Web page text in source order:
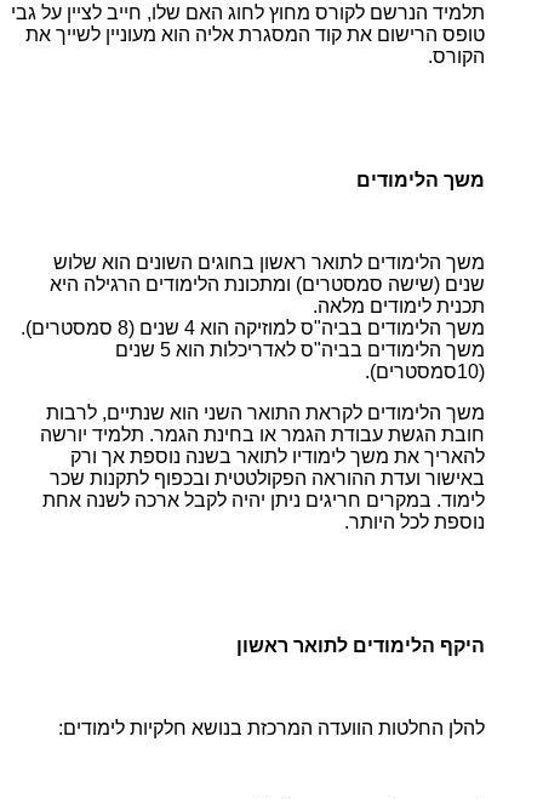
תלמיד הנרשם לקורס מחוץ לחוג האם שלו, חייב לציין על גבי
טופס הרישום את קוד המסגרת אליה הוא מעוניין לשייך את
הקורס.
משך הלימודים
משך הלימודים לתואר ראשון בחוגים השונים הוא שלוש
שנים (שישה סמסטרים) ומתכונת הלימודים הרגילה היא
תכנית לימודים מלאה.
משך הלימודים בביה"ס למוזיקה הוא 4 שנים (8 סמסטרים).
משך הלימודים בביה"ס לאדריכלות הוא 5 שנים
(10סמסטרים).
משך הלימודים לקראת התואר השני הוא שנתיים, לרבות
חובת הגשת עבודת הגמר או בחינת הגמר. תלמיד יורשה
להאריך את משך לימודיו לתואר בשנה נוספת אך ורק
באישור ועדת ההוראה הפקולטטית ובכפוף לתקנות שכר
לימוד. במקרים חריגים ניתן יהיה לקבל ארכה לשנה אחת
נוספת לכל היותר.
היקף הלימודים לתואר ראשון
להלן החלטות הוועדה המרכזת בנושא חלקיות לימודים: